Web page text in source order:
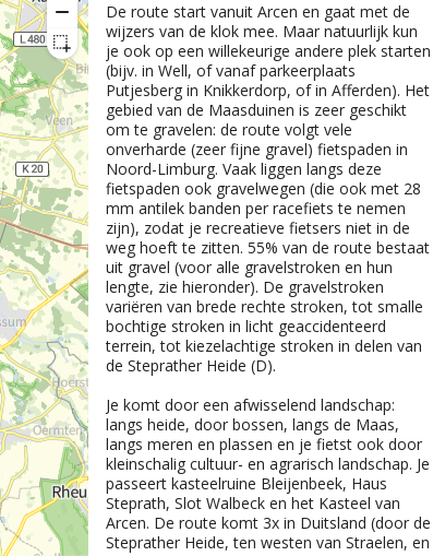
De route start vanuit Arcen en gaat met de
wijzers van de klok mee. Maar natuurlijk kun
je ook op een willekeurige andere plek starten
(bijv. in Well, of vanaf parkeerplaats
Putjesberg in Knikkerdorp, of in Afferden). Het
gebied van de Maasduinen is zeer geschikt
om te gravelen: de route volgt vele
onverharde (zeer fijne gravel) fietspaden in
Noord-Limburg. Vaak liggen langs deze
fietspaden ook gravelwegen (die ook met 28
mm antilek banden per racefiets te nemen
zijn), zodat je recreatieve fietsers niet in de
weg hoeft te zitten. 55% van de route bestaat
uit gravel (voor alle gravelstroken en hun
lengte, zie hieronder). De gravelstroken
variëren van brede rechte stroken, tot smalle
bochtige stroken in licht geaccidenteerd
terrein, tot kiezelachtige stroken in delen van
de Steprather Heide (D).
Je komt door een afwisselend landschap:
langs heide, door bossen, langs de Maas,
langs meren en plassen en je fietst ook door
kleinschalig cultuur- en agrarisch landschap. Je
passeert kasteelruine Bleijenbeek, Haus
Steprath, Slot Walbeck en het Kasteel van
Arcen. De route komt 3x in Duitsland (door de
Steprather Heide, ten westen van Straelen, en